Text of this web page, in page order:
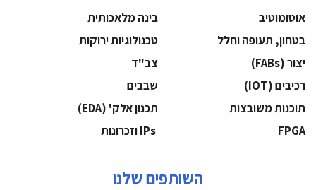
אוטומוטיב
בינה מלאכותית
בטחון, תעופה וחלל
‫טכנולוגיות ירוקות‬
‫יצור (‪(FABs‬‬
‫צב"ד‬
‫רכיבים‬ (IOT)
‫שבבים‬
‫תוכנות משובצות‬
‫תכנון אלק' (‪(EDA‬‬
‫‪FPGA‬‬
השותפים שלנו